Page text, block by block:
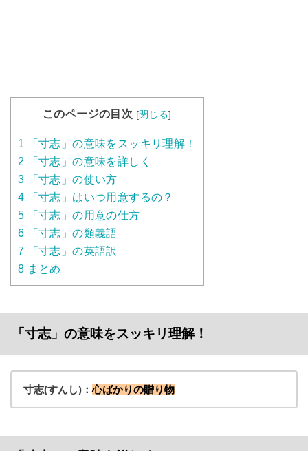
このページの目次 [閉じる]
1 「寸志」の意味をスッキリ理解！
2 「寸志」の意味を詳しく
3 「寸志」の使い方
4 「寸志」はいつ用意するの？
5 「寸志」の用意の仕方
6 「寸志」の類義語
7 「寸志」の英語訳
8 まとめ
「寸志」の意味をスッキリ理解！
寸志(すんし)：心ばかりの贈り物